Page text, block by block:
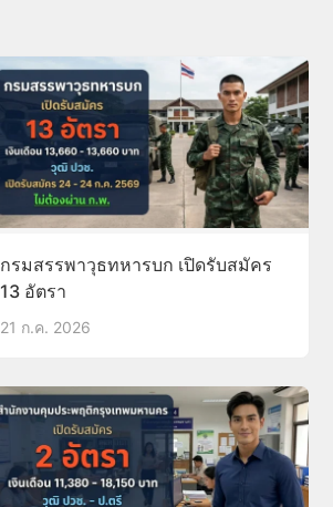
กรมสรรพาวุธทหารบก เปิดรับสมัคร
13 อัตรา
21 ก.ค. 2026